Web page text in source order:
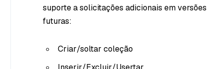
suporte a solicitações adicionais em versões
futuras:
Criar/soltar coleção